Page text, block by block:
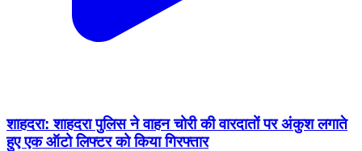
शाहदरा: शाहदरा पुलिस ने वाहन चोरी की वारदातों पर अंकुश लगाते
हुए एक ऑटो लिफ्टर को किया गिरफ्तार